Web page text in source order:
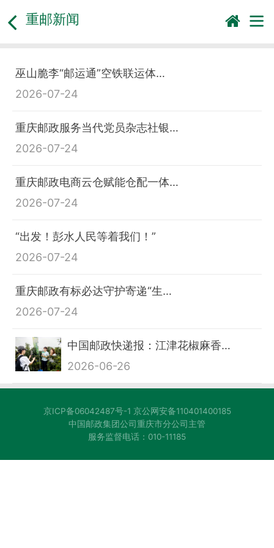
重邮新闻
巫山脆李“邮运通”空铁联运体…
2026-07-24
重庆邮政服务当代党员杂志社银…
2026-07-24
重庆邮政电商云仓赋能仓配一体…
2026-07-24
“出发！彭水人民等着我们！”
2026-07-24
重庆邮政有标必达守护寄递“生…
2026-07-24
中国邮政快递报：江津花椒麻香…
2026-06-26
京ICP备06042487号-1 京公网安备110401400185
中国邮政集团公司重庆市分公司主管
服务监督电话：010-11185